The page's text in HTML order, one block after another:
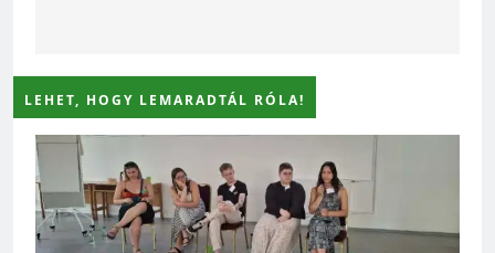
LEHET, HOGY LEMARADTÁL RÓLA!